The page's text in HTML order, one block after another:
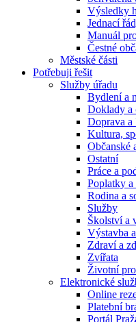
Výsledky
Jednací
Manuál
Čestné
Městské části
Potřebuji řešit
Služby úřadu
Bydlení a
Doklady a
Doprava a
Kultura,
Občanské
Ostatní
Práce a
Poplatky a
Rodina a
Služby
Školství a
Výstavba
Zdraví a
Zvířata
Životní
Elektronické
Online
Platební
Portál